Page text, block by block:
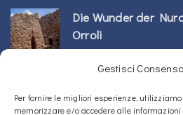
Gestisci
Per fornire le migliori esperienze,
memorizzare e/o accedere alle
Die Wunder der
Orroli
24/02/2026
Sos Nurattolos